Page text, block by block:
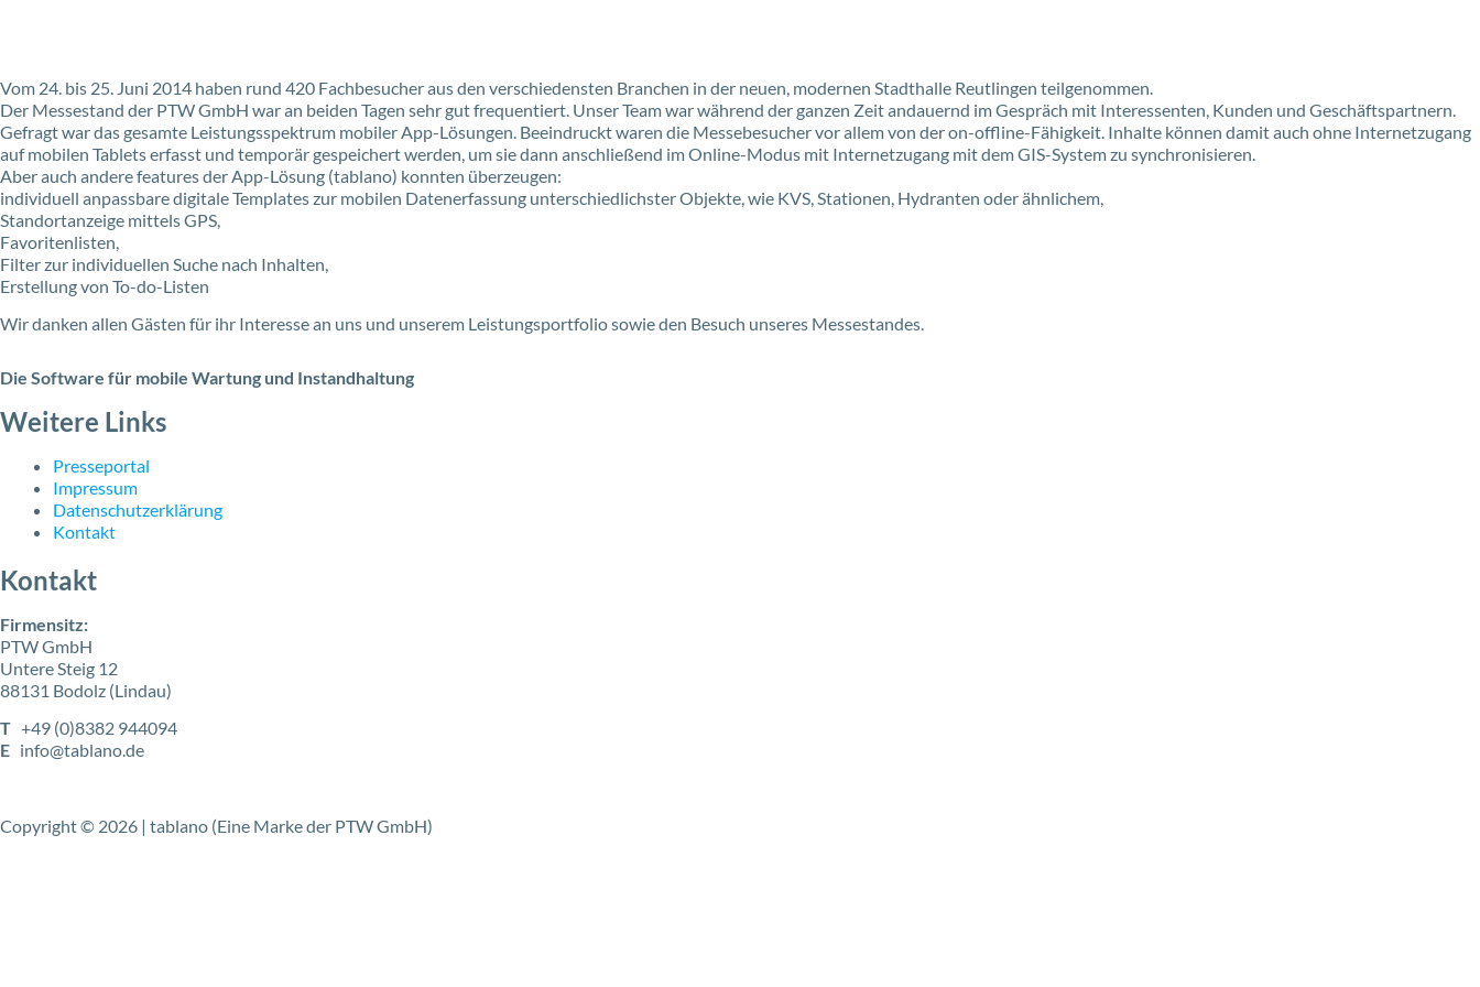
Vom 24. bis 25. Juni 2014 haben rund 420 Fachbesucher aus den verschiedensten Branchen in der neuen, modernen Stadthalle Reutlingen teilgenommen.
Der Messestand der PTW GmbH war an beiden Tagen sehr gut frequentiert. Unser Team war während der ganzen Zeit andauernd im Gespräch mit Interessenten, Kunden und Geschäftspartnern.
Gefragt war das gesamte Leistungsspektrum mobiler App-Lösungen. Beeindruckt waren die Messebesucher vor allem von der on-offline-Fähigkeit. Inhalte können damit auch ohne Internetzugang
auf mobilen Tablets erfasst und temporär gespeichert werden, um sie dann anschließend im Online-Modus mit Internetzugang mit dem GIS-System zu synchronisieren.
Aber auch andere features der App-Lösung (tablano) konnten überzeugen:
individuell anpassbare digitale Templates zur mobilen Datenerfassung unterschiedlichster Objekte, wie KVS, Stationen, Hydranten oder ähnlichem,
Standortanzeige mittels GPS,
Favoritenlisten,
Filter zur individuellen Suche nach Inhalten,
Erstellung von To-do-Listen
Wir danken allen Gästen für ihr Interesse an uns und unserem Leistungsportfolio sowie den Besuch unseres Messestandes.
Die Software für mobile Wartung und Instandhaltung
Weitere Links
Presseportal
Impressum
Datenschutzerklärung
Kontakt
Kontakt
Firmensitz:
PTW GmbH
Untere Steig 12
88131 Bodolz (Lindau)
T +49 (0)8382 944094
E info@tablano.de
Copyright © 2026 | tablano (Eine Marke der PTW GmbH)